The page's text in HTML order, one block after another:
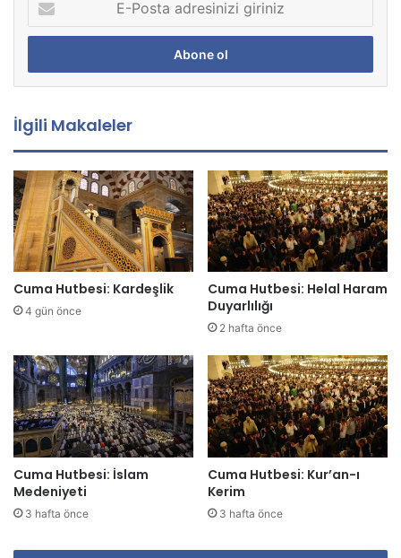
P
s
a
d
r
e
s
i
n
i
g
r
i
n
i
z
İlgili Makaleler
Cuma Hutbesi: Kardeşlik
4 gün önce
Cuma Hutbesi: Helal Haram
Duyarlılığı
2 hafta önce
Cuma Hutbesi: İslam
Medeniyeti
3 hafta önce
Cuma Hutbesi: Kur’an-ı
Kerim
3 hafta önce